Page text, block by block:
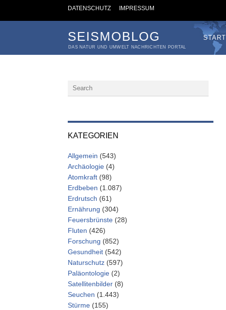
DATENSCHUTZ IMPRESSUM
SEISMOBLOG
DAS NATUR UND UMWELT NACHRICHTEN PORTAL
START
KATEGORIEN
Allgemein (543)
Archäologie (4)
Atomkraft (98)
Erdbeben (1.087)
Erdrutsch (61)
Ernährung (304)
Feuersbrünste (28)
Fluten (426)
Forschung (852)
Gesundheit (542)
Naturschutz (597)
Paläontologie (2)
Satellitenbilder (8)
Seuchen (1.443)
Stürme (155)